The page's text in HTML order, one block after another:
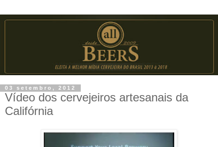
03 setembro, 2012
Vídeo dos cervejeiros artesanais da
Califórnia